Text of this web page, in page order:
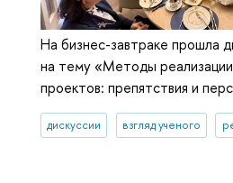
На бизнес-завтраке прошла
на тему «Методы
проектов: препятствия и
дискуссии взгляд ученого